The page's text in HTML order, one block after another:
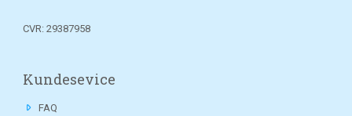
CVR: 29387958
Kundesevice
FAQ